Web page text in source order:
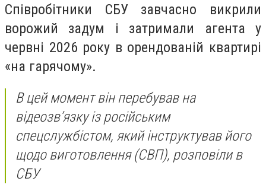
Співробітники СБУ завчасно викрили
ворожий задум і затримали агента у
червні 2026 року в орендованій квартирі
«на гарячому».
В цей момент він перебував на
відеозв’язку із російським
спецслужбістом, який інструктував його
щодо виготовлення (СВП), розповіли в
СБУ